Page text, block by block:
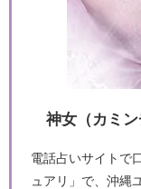
神女（カミ
電話占いサイトで
ュアリ」で、沖縄